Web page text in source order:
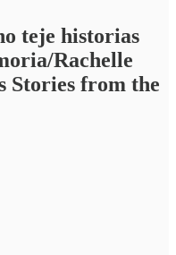
teje historias
Rachelle
Stories from the